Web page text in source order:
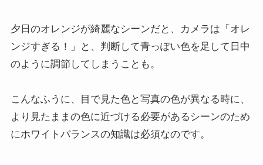
夕日のオレンジが綺麗なシーンだと、カメラは「オレ
ンジすぎる！」と、判断して青っぽい色を足して日中
のように調節してしまうことも。
こんなふうに、目で見た色と写真の色が異なる時に、
より見たままの色に近づける必要があるシーンのため
にホワイトバランスの知識は必須なのです。